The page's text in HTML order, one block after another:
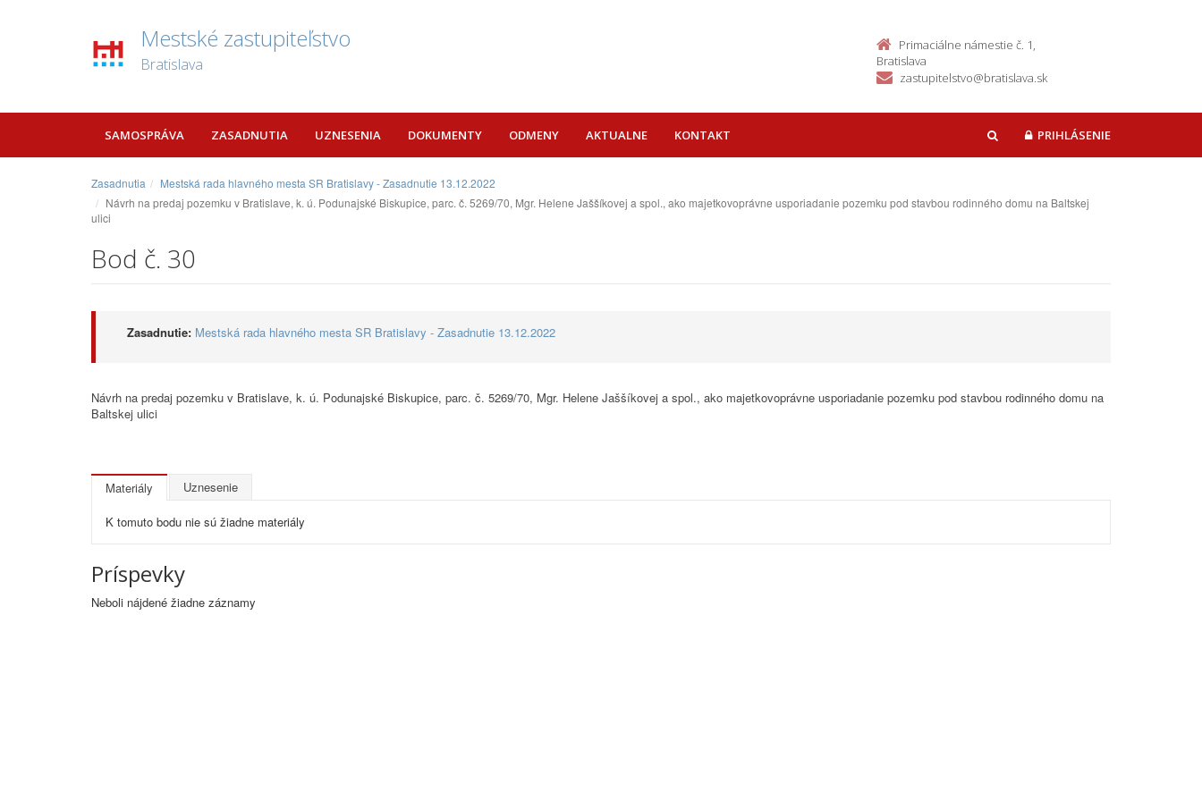
Mestské zastupiteľstvo
Bratislava
Primaciálne námestie č. 1,
Bratislava
zastupitelstvo@bratislava.sk
SAMOSPRÁVA ZASADNUTIA UZNESENIA DOKUMENTY ODMENY AKTUALNE KONTAKT HĽADAŤPRIHLÁSENIE
Zasadnutia
Mestská rada hlavného mesta SR Bratislavy - Zasadnutie 13.12.2022
Návrh na predaj pozemku v Bratislave, k. ú. Podunajské Biskupice, parc. č. 5269/70, Mgr. Helene Jaššíkovej a spol., ako majetkovoprávne usporiadanie pozemku pod stavbou rodinného domu na Baltskej
ulici
Bod č. 30
Zasadnutie: Mestská rada hlavného mesta SR Bratislavy - Zasadnutie 13.12.2022
Návrh na predaj pozemku v Bratislave, k. ú. Podunajské Biskupice, parc. č. 5269/70, Mgr. Helene Jaššíkovej a spol., ako majetkovoprávne usporiadanie pozemku pod stavbou rodinného domu na
Baltskej ulici
Materiály Uznesenie
K tomuto bodu nie sú žiadne materiály
Príspevky
Neboli nájdené žiadne záznamy